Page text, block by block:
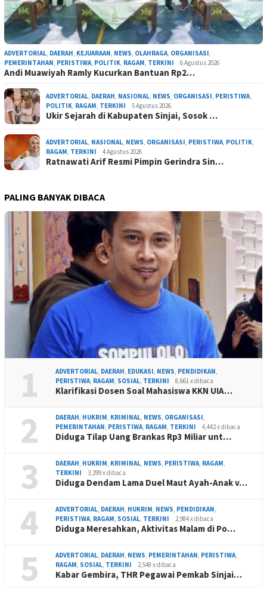
ADVERTORIAL, DAERAH, KEJUARAAN, NEWS, OLAHRAGA, ORGANISASI,
PEMERINTAHAN, PERISTIWA, POLITIK, RAGAM, TERKINI 6 Agustus 2026
Andi Muawiyah Ramly Kucurkan Bantuan Rp2…
ADVERTORIAL, DAERAH, NASIONAL, NEWS, ORGANISASI, PERISTIWA,
POLITIK, RAGAM, TERKINI 5 Agustus 2026
Ukir Sejarah di Kabupaten Sinjai, Sosok …
ADVERTORIAL, NASIONAL, NEWS, ORGANISASI, PERISTIWA, POLITIK,
RAGAM, TERKINI 4 Agustus 2026
Ratnawati Arif Resmi Pimpin Gerindra Sin…
PALING BANYAK DIBACA
1 ADVERTORIAL, DAERAH, EDUKASI, NEWS, PENDIDIKAN,
PERISTIWA, RAGAM, SOSIAL, TERKINI 8,661 x dibaca
Klarifikasi Dosen Soal Mahasiswa KKN UIA…
2 DAERAH, HUKRIM, KRIMINAL, NEWS, ORGANISASI,
PEMERINTAHAN, PERISTIWA, RAGAM, TERKINI 4,442 x dibaca
Diduga Tilap Uang Brankas Rp3 Miliar unt…
3 DAERAH, HUKRIM, KRIMINAL, NEWS, PERISTIWA, RAGAM,
TERKINI
3,299 x dibaca
Diduga Dendam Lama Duel Maut Ayah-Anak v…
4 ADVERTORIAL, DAERAH, HUKRIM, NEWS, PENDIDIKAN,
PERISTIWA, RAGAM, SOSIAL, TERKINI 2,984 x dibaca
Diduga Meresahkan, Aktivitas Malam di Po…
5 ADVERTORIAL, DAERAH, NEWS, PEMERINTAHAN, PERISTIWA,
RAGAM, SOSIAL, TERKINI 2,548 x dibaca
Kabar Gembira, THR Pegawai Pemkab Sinjai…